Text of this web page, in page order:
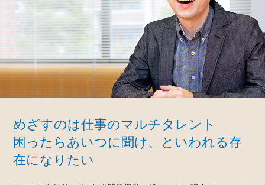
めざすのは仕事のマルチタレント
困ったらあいつに聞け、といわれる存
在になりたい